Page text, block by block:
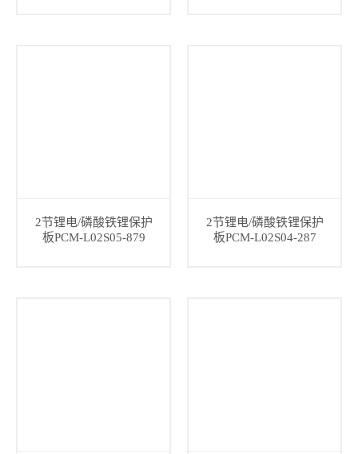
2节锂电/磷酸铁锂保护
板PCM-L02S05-879
2节锂电/磷酸铁锂保护
板PCM-L02S04-287